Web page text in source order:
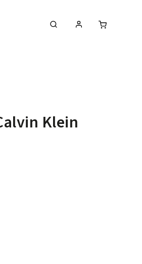
VÝPRODEJ
Klein